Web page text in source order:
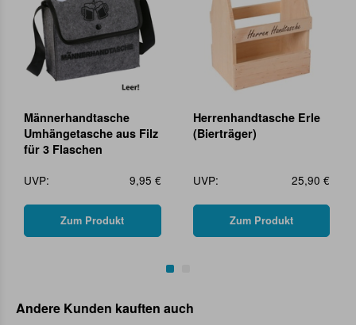
Männerhandtasche
Umhängetasche aus Filz
für 3 Flaschen
UVP:
9,95 €
Zum Produkt
Herrenhandtasche Erle
(Bierträger)
UVP: 25,90 €
Zum Produkt
Andere Kunden kauften auch